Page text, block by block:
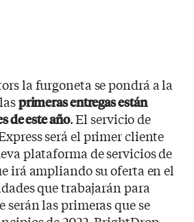
la furgoneta se pondrá a la
primeras entregas están
de este año. El servicio de
será el primer cliente
plataforma de servicios de
irá ampliando su oferta en el
que trabajarán para
serán las primeras que se